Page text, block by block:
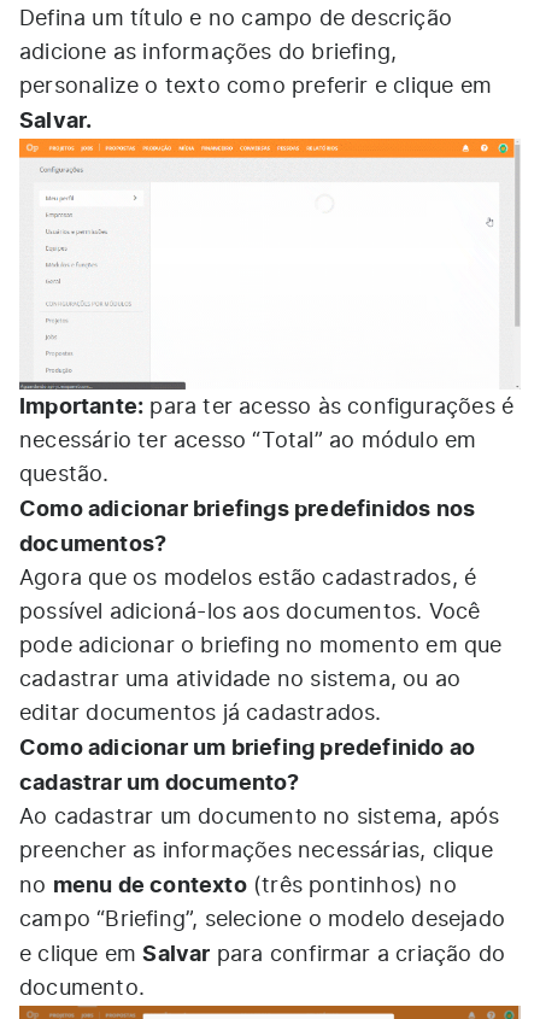
Defina um título e no campo de descrição
adicione as informações do briefing,
personalize o texto como preferir e clique em
Salvar.
Importante: para ter acesso às configurações é
necessário ter acesso “Total” ao módulo em
questão.
Como adicionar briefings predefinidos nos
documentos?
Agora que os modelos estão cadastrados, é
possível adicioná-los aos documentos. Você
pode adicionar o briefing no momento em que
cadastrar uma atividade no sistema, ou ao
editar documentos já cadastrados.
Como adicionar um briefing predefinido ao
cadastrar um documento?
Ao cadastrar um documento no sistema, após
preencher as informações necessárias, clique
no menu de contexto(três pontinhos) no
campo “Briefing”, selecione o modelo desejado
e clique emSalvar para confirmar a criação do
documento.